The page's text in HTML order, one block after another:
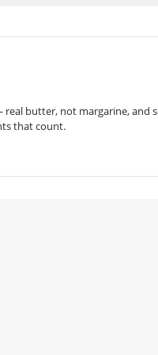
butter, not margarine, and
that count.